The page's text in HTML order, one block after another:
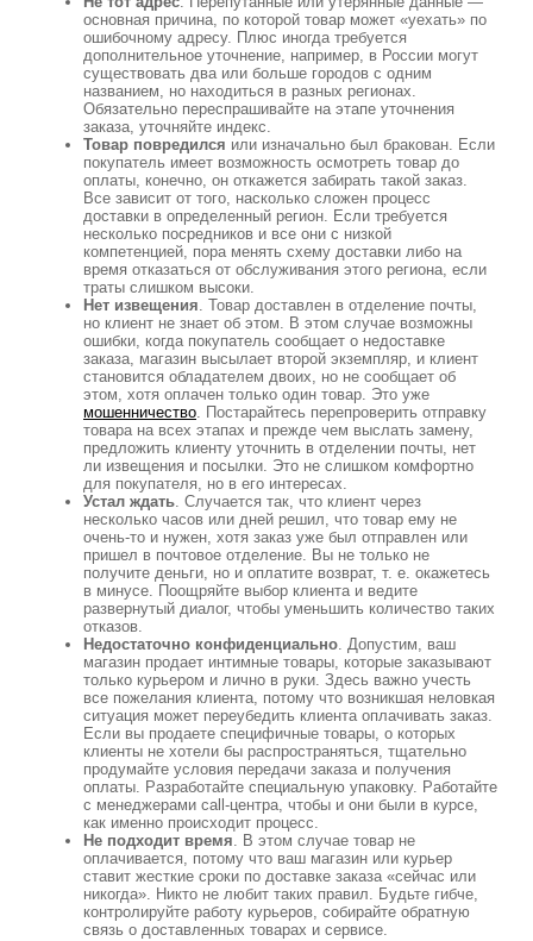
основная причина, по которой товар может «уехать» по
ошибочному адресу. Плюс иногда требуется
дополнительное уточнение, например, в России могут
существовать два или больше городов с одним
названием, но находиться в разных регионах.
Обязательно переспрашивайте на этапе уточнения
заказа, уточняйте индекс.
Товар повредился или изначально был бракован. Если
покупатель имеет возможность осмотреть товар до
оплаты, конечно, он откажется забирать такой заказ.
Все зависит от того, насколько сложен процесс
доставки в определенный регион. Если требуется
несколько посредников и все они с низкой
компетенцией, пора менять схему доставки либо на
время отказаться от обслуживания этого региона, если
траты слишком высоки.
Нет извещения. Товар доставлен в отделение почты,
но клиент не знает об этом. В этом случае возможны
ошибки, когда покупатель сообщает о недоставке
заказа, магазин высылает второй экземпляр, и клиент
становится обладателем двоих, но не сообщает об
этом, хотя оплачен только один товар. Это уже
мошенничество. Постарайтесь перепроверить отправку
товара на всех этапах и прежде чем выслать замену,
предложить клиенту уточнить в отделении почты, нет
ли извещения и посылки. Это не слишком комфортно
для покупателя, но в его интересах.
Устал ждать. Случается так, что клиент через
несколько часов или дней решил, что товар ему не
очень-то и нужен, хотя заказ уже был отправлен или
пришел в почтовое отделение. Вы не только не
получите деньги, но и оплатите возврат, т. е. окажетесь
в минусе. Поощряйте выбор клиента и ведите
развернутый диалог, чтобы уменьшить количество таких
отказов.
Недостаточно конфиденциально. Допустим, ваш
магазин продает интимные товары, которые заказывают
только курьером и лично в руки. Здесь важно учесть
все пожелания клиента, потому что возникшая неловкая
ситуация может переубедить клиента оплачивать заказ.
Если вы продаете специфичные товары, о которых
клиенты не хотели бы распространяться, тщательно
продумайте условия передачи заказа и получения
оплаты. Разработайте специальную упаковку. Работайте
с менеджерами call-центра, чтобы и они были в курсе,
как именно происходит процесс.
Не подходит время. В этом случае товар не
оплачивается, потому что ваш магазин или курьер
ставит жесткие сроки по доставке заказа «сейчас или
никогда». Никто не любит таких правил. Будьте гибче,
контролируйте работу курьеров, собирайте обратную
связь о доставленных товарах и сервисе.